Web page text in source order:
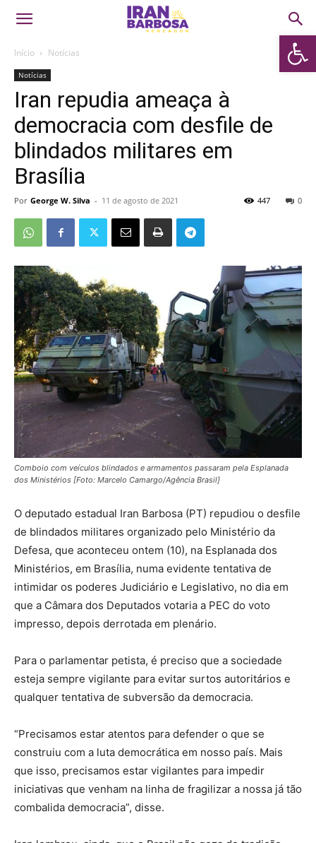
Abrir
Início Notícias
Notícias
Iran repudia ameaça à
democracia com desfile de
blindados militares em
Brasília
Por George W. Silva - 11 de agosto de 2021 0
447
Comboio com veículos blindados e armamentos passaram pela Esplanada
dos Ministérios [Foto: Marcelo Camargo/Agência Brasil]
O deputado estadual Iran Barbosa (PT) repudiou o desfile
de blindados militares organizado pelo Ministério da
Defesa, que aconteceu ontem (10), na Esplanada dos
Ministérios, em Brasília, numa evidente tentativa de
intimidar os poderes Judiciário e Legislativo, no dia em
que a Câmara dos Deputados votaria a PEC do voto
impresso, depois derrotada em plenário.
Para o parlamentar petista, é preciso que a sociedade
esteja sempre vigilante para evitar surtos autoritários e
qualquer tentativa de subversão da democracia.
“Precisamos estar atentos para defender o que se
construiu com a luta democrática em nosso país. Mais
que isso, precisamos estar vigilantes para impedir
iniciativas que venham na linha de fragilizar a nossa já tão
combalida democracia”, disse.